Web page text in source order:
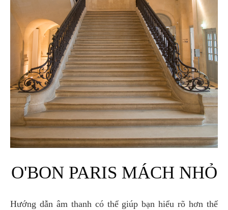
O'BON PARIS MÁCH NHỎ
Hướng dẫn âm thanh có thể giúp bạn hiểu rõ hơn thế